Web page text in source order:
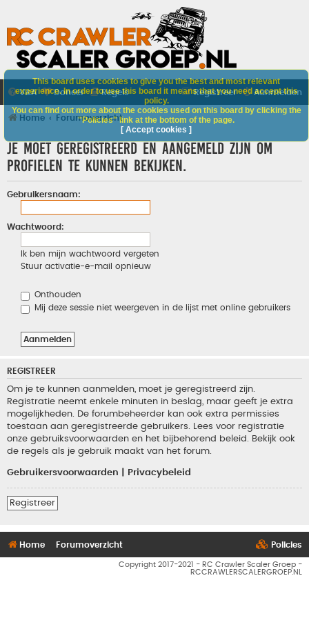
V&A Doneer Regels Aanmelden
Registreer
Home Forumoverzicht
Je moet geregistreerd en aangemeld zijn om
profielen te kunnen bekijken.
Gebruikersnaam:
Wachtwoord:
Ik ben mijn wachtwoord vergeten
Stuur activatie-e-mail opnieuw
Onthouden
Mij deze sessie niet weergeven in de lijst met online gebruikers
REGISTREER
Om je te kunnen aanmelden, moet je geregistreerd zijn.
Registratie neemt enkele minuten in beslag, maar geeft je extra
mogelijkheden. De forumbeheerder kan ook extra permissies
toestaan aan geregistreerde gebruikers. Lees voor registratie
onze gebruiksvoorwaarden en het bijbehorend beleid. Bekijk ook
de regels als je gebruik maakt van het forum.
Gebruikersvoorwaarden Privacybeleid
Registreer
This board uses cookies to give you the best and most relevant
experience. In order to use this board it means that you need accept this
policy.
You can find out more about the cookies used on this board by clicking the
"Policies" link at the bottom of the page.
[ Accept cookies ]
Home Forumoverzicht Policies
Copyright 2017-2021 - RC Crawler Scaler Groep -
RCCRAWLERSCALERGROEP.NL